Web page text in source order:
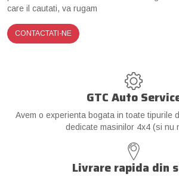
care il cautati, va rugam
CONTACTATI-NE
GTC Auto
Avem o experienta bogata in toate tipurile
dedicate masinilor 4x4 (si nu
Livrare rapida din